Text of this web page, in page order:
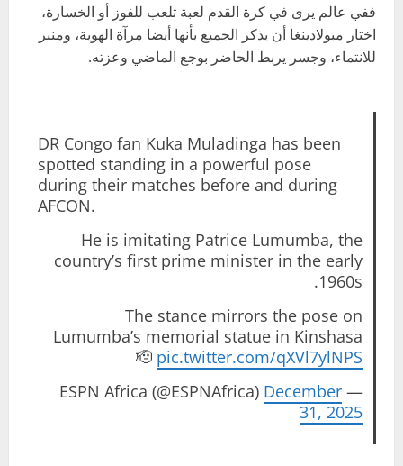
ففي عالم يرى في كرة القدم لعبة تلعب للفوز أو الخسارة،
اختار مبولادينغا أن يذكر الجميع بأنها أيضا مرآة الهوية، ومنبر
للانتماء، وجسر يربط الحاضر بوجع الماضي وعزته.
DR Congo fan Kuka Muladinga has been
spotted standing in a powerful pose
during their matches before and during
AFCON.
He is imitating Patrice Lumumba, the
country’s first prime minister in the early
1960s.
The stance mirrors the pose on
Lumumba’s memorial statue in Kinshasa
🫡 pic.twitter.com/qXVl7ylNPS
— ESPN Africa (@ESPNAfrica)
December
31, 2025